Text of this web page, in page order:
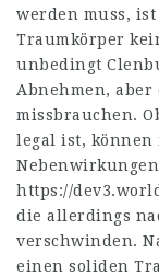
werden muss,
Traumkörper
unbedingt
Abnehmen,
missbrauchen.
legal ist,
https://
die allerdings
verschwinden.
einen soliden